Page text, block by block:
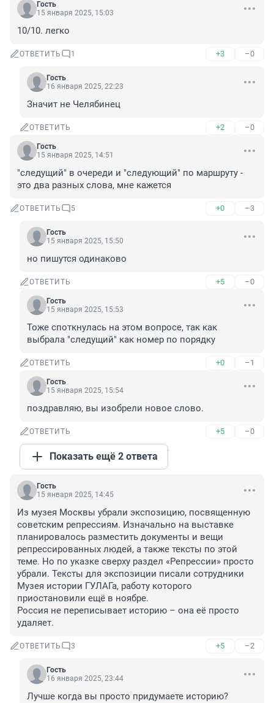
Гость
15 января 2025, 15:03
10/10. легко
ОТВЕТИТЬ 1 +3 –0
Гость
16 января 2025, 22:23
Значит не Челябинец
ОТВЕТИТЬ +2 –0
Гость
15 января 2025, 14:51
"следущий" в очереди и "следующий" по маршруту -
это два разных слова, мне кажется
ОТВЕТИТЬ 5 +0 –3
Гость
15 января 2025, 15:50
но пишутся одинаково
ОТВЕТИТЬ +5 –0
Гость
15 января 2025, 15:53
Тоже споткнулась на этом вопросе, так как
выбрала "следущий" как номер по порядку
ОТВЕТИТЬ +0 –1
Гость
15 января 2025, 15:54
поздравляю, вы изобрели новое слово.
ОТВЕТИТЬ +5 –0
Показать ещё 2 ответа
Гость
15 января 2025, 14:45
Из музея Москвы убрали экспозицию, посвященную
советским репрессиям. Изначально на выставке
планировалось разместить документы и вещи
репрессированных людей, а также тексты по этой
теме. Но по указке сверху раздел «Репрессии» просто
убрали. Тексты для экспозиции писали сотрудники
Музея истории ГУЛАГа, работу которого
приостановили ещё в ноябре.
Россия не переписывает историю – она её просто
удаляет.
ОТВЕТИТЬ 3 +5 –2
Гость
16 января 2025, 23:44
Лучше когда вы просто придумаете историю?